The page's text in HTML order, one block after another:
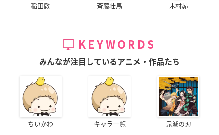
稲田徹 斉藤壮馬 木村昴
KEYWORDS
みんなが注目しているアニメ・作品たち
ちいかわ キャラ一覧 鬼滅の刃